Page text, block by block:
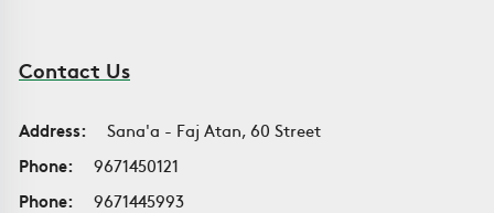
Contact Us
Address:
Sana'a - Faj Atan, 60 Street
Phone:
9671450121
Phone:
9671445993